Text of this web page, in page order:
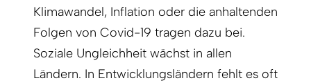
Klimawandel, Inflation oder die anhaltenden
Folgen von Covid-19 tragen dazu bei.
Soziale Ungleichheit wächst in allen
Ländern. In Entwicklungsländern fehlt es oft